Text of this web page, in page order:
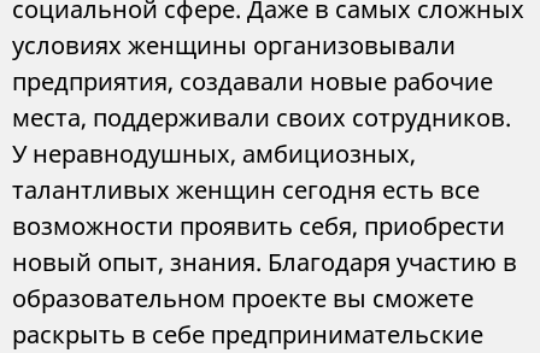
социальной сфере. Даже в самых сложных
условиях женщины организовывали
предприятия, создавали новые рабочие
места, поддерживали своих сотрудников.
У неравнодушных, амбициозных,
талантливых женщин сегодня есть все
возможности проявить себя, приобрести
новый опыт, знания. Благодаря участию в
образовательном проекте вы сможете
раскрыть в себе предпринимательские